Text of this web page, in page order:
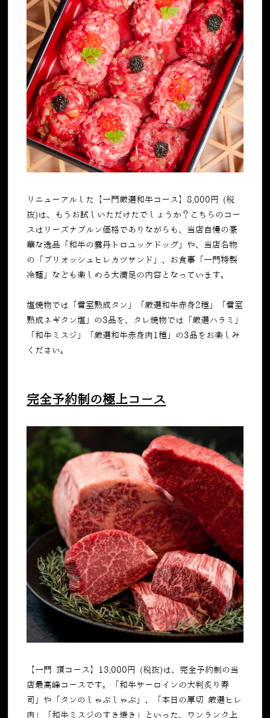
リニューアルした【一門厳選和牛コース】 8,000円 (税
抜)は、もうお試しいただけたでしょうか？こちらのコー
スはリーズナブルン価格でありながらも、当店自慢の豪
華な逸品「和牛の雲丹トロユッケドッグ」や、当店名物
の「ブリオッシュヒレカツサンド」、お食事「一門特製
冷麺」なども楽しめる大満足の内容となっています。
塩焼物では「雪室熟成タン」「厳選和牛赤身2種」「雪室
熟成ネギタン塩」の3品を、タレ焼物では「厳選ハラミ」
「和牛ミスジ」「厳選和牛赤身肉1種」の3品をお楽しみ
ください。
完全予約制の極上コース
【一門 頂コース】13,000円 (税抜)は、完全予約制の当
店最高峰コースです。「和牛サーロインの大判炙り寿
司」や「タンのしゃぶしゃぶ」、「本日の厚切 厳選ヒレ
肉」「和牛ミスジのすき焼き」といった、ワンランク上